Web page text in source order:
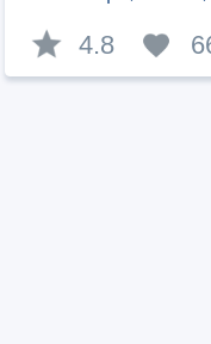
4.8